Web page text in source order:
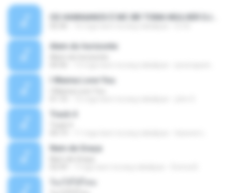
Alem do horizonte
I Wanna Love You
Track 4
Nem de Graça